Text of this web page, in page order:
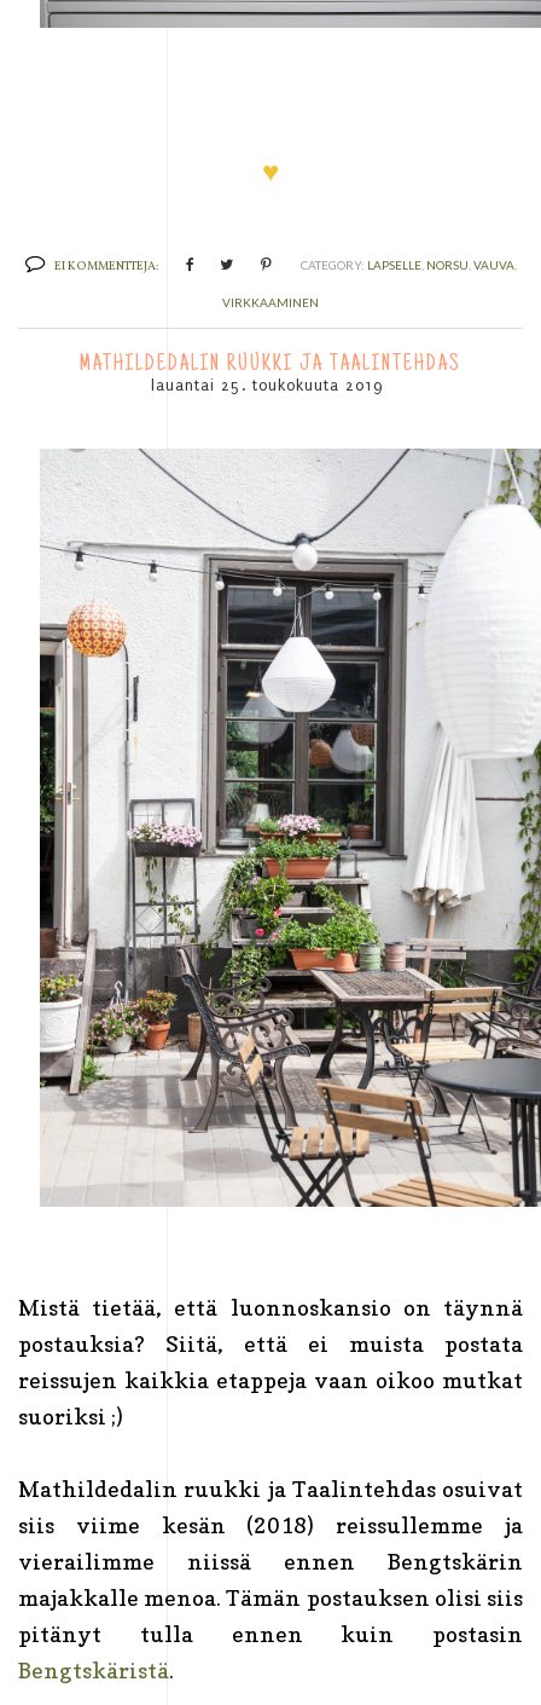
♥
EI KOMMENTTEJA: CATEGORY: LAPSELLE, NORSU VAUVA,
VIRKKAAMINEN
MATHILDEDALIN RUUKKI JA TAALINTEHDAS
lauantai 25. toukokuuta 2019
Mistä tietää, että luonnoskansio on täynnä
postauksia? Siitä, että ei muista postata
reissujen kaikkia etappeja vaan oikoo mutkat
suoriksi ;)
Mathildedalin ruukki ja Taalintehdas osuivat
siis viime kesän (2018) reissullemme ja
vierailimme niissä ennen Bengtskärin
majakkalle menoa. Tämän postauksen olisi siis
pitänyt tulla ennen kuin postasin
Bengtskäristä.